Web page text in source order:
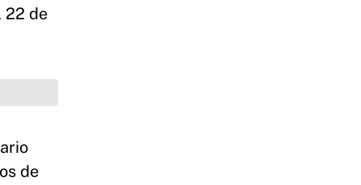
22 de
de